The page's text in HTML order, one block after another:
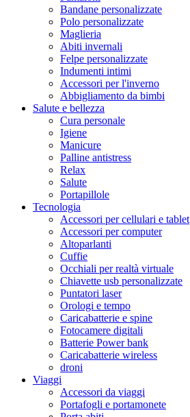
Bandane personalizzate
Polo personalizzate
Maglieria
Abiti invernali
Felpe personalizzate
Indumenti intimi
Accessori per l'inverno
Abbigliamento da bimbi
Salute e bellezza
Cura personale
Igiene
Manicure
Palline antistress
Relax
Salute
Portapillole
Tecnologia
Accessori per cellulari e tablet
Accessori per computer
Altoparlanti
Cuffie
Occhiali per realtà virtuale
Chiavette usb personalizzate
Puntatori laser
Orologi e tempo
Caricabatterie e spine
Fotocamere digitali
Batterie Power bank
Caricabatterie wireless
droni
Viaggi
Accessori da viaggi
Portafogli e portamonete